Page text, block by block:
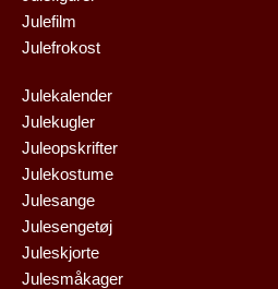
Julefilm
Julefrokost
Julekalender
Julekugler
Juleopskrifter
Julekostume
Julesange
Julesengetøj
Juleskjorte
Julesmåkager